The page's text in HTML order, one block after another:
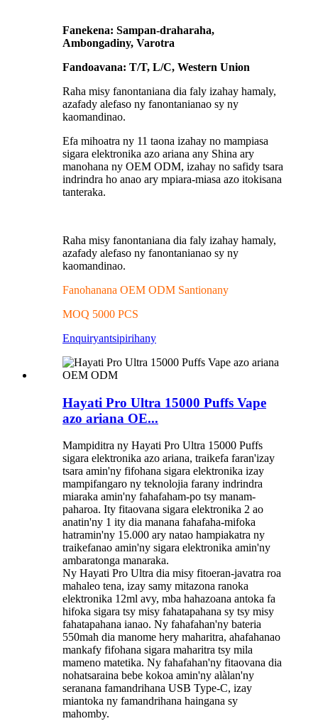
Fanekena: Sampan-draharaha,
Ambongadiny, Varotra
Fandoavana: T/T, L/C, Western Union
Raha misy fanontaniana dia faly izahay hamaly,
azafady alefaso ny fanontanianao sy ny
kaomandinao.
Efa mihoatra ny 11 taona izahay no mampiasa
sigara elektronika azo ariana any Shina ary
manohana ny OEM ODM, izahay no safidy tsara
indrindra ho anao ary mpiara-miasa azo itokisana
tanteraka.
Raha misy fanontaniana dia faly izahay hamaly,
azafady alefaso ny fanontanianao sy ny
kaomandinao.
Fanohanana OEM ODM Santionany
MOQ 5000 PCS
Enquiryantsipirihany
Hayati Pro Ultra 15000 Puffs Vape
azo ariana OE...
Mampiditra ny Hayati Pro Ultra 15000 Puffs
sigara elektronika azo ariana, traikefa faran'izay
tsara amin'ny fifohana sigara elektronika izay
mampifangaro ny teknolojia farany indrindra
miaraka amin'ny fahafaham-po tsy manam-
paharoa. Ity fitaovana sigara elektronika 2 ao
anatin'ny 1 ity dia manana fahafaha-mifoka
hatramin'ny 15.000 ary natao hampiakatra ny
traikefanao amin'ny sigara elektronika amin'ny
ambaratonga manaraka.
Ny Hayati Pro Ultra dia misy fitoeran-javatra roa
mahaleo tena, izay samy mitazona ranoka
elektronika 12ml avy, mba hahazoana antoka fa
hifoka sigara tsy misy fahatapahana sy tsy misy
fahatapahana ianao. Ny fahafahan'ny bateria
550mah dia manome hery maharitra, ahafahanao
mankafy fifohana sigara maharitra tsy mila
mameno matetika. Ny fahafahan'ny fitaovana dia
nohatsaraina bebe kokoa amin'ny alàlan'ny
seranana famandrihana USB Type-C, izay
miantoka ny famandrihana haingana sy
mahomby.